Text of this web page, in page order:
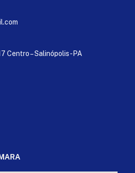
Centro – Salinópolis-PA